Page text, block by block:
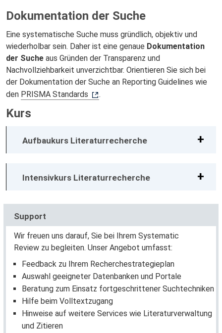
Dokumentation der Suche
Eine systematische Suche muss gründlich, objektiv und
wiederholbar sein. Daher ist eine genaue Dokumentation
der Suche aus Gründen der Transparenz und
Nachvollziehbarkeit unverzichtbar. Orientieren Sie sich bei
der Dokumentation der Suche an Reporting Guidelines wie
den PRISMA Standards .
Kurs
Aufbaukurs Literaturrecherche
Intensivkurs Literaturrecherche
Support
Wir freuen uns darauf, Sie bei Ihrem Systematic
Review zu begleiten. Unser Angebot umfasst:
Feedback zu Ihrem Recherchestrategieplan
Auswahl geeigneter Datenbanken und Portale
Beratung zum Einsatz fortgeschrittener Suchtechniken
Hilfe beim Volltextzugang
Hinweise auf weitere Services wie Literaturverwaltung
und Zitieren